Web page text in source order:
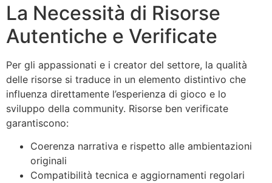
La Necessità di Risorse
Autentiche e Verificate
Per gli appassionati e i creator del settore, la qualità
delle risorse si traduce in un elemento distintivo che
influenza direttamente l’esperienza di gioco e lo
sviluppo della community. Risorse ben verificate
garantiscono:
Coerenza narrativa e rispetto alle ambientazioni
originali
Compatibilità tecnica e aggiornamenti regolari